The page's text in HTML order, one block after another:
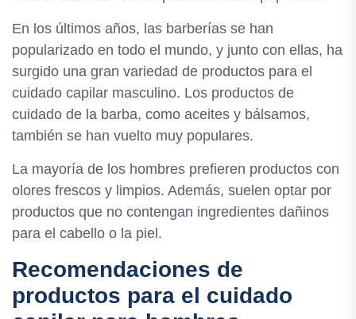
En los últimos años, las barberías se han
popularizado en todo el mundo, y junto con ellas, ha
surgido una gran variedad de productos para el
cuidado capilar masculino. Los productos de
cuidado de la barba, como aceites y bálsamos,
también se han vuelto muy populares.
La mayoría de los hombres prefieren productos con
olores frescos y limpios. Además, suelen optar por
productos que no contengan ingredientes dañinos
para el cabello o la piel.
Recomendaciones de
productos para el cuidado